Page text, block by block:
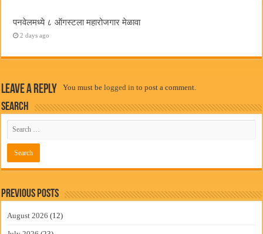
पनवेलमध्ये ८ ऑगस्टला महारोजगार मेळावा
2 days ago
Leave a Reply You must belogged in to post a comment.
Search
Previous Posts
August 2026 (12)